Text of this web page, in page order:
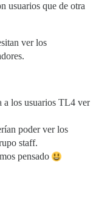
usuarios que de otra
ver los
a los usuarios TL4 ver
poder ver los
staff.
pensado